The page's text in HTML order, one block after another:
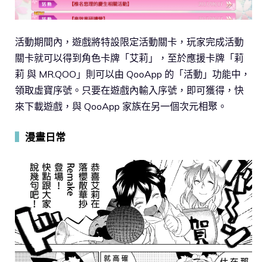
活動期間內，遊戲將特設限定活動關卡，玩家完成活動
關卡就可以得到角色卡牌「艾莉」，至於應援卡牌「莉
莉 與 MR.QOO」則可以由 QooApp 的「活動」功能中，
領取虛寶序號。只要在遊戲內輸入序號，即可獲得，快
來下載遊戲，與 QooApp 家族在另一個次元相聚。
漫畫日常